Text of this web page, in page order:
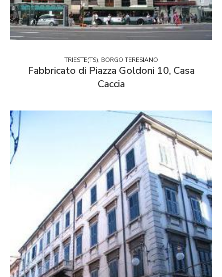
TRIESTE(TS), BORGO TERESIANO
Fabbricato di Piazza Goldoni 10, Casa
Caccia